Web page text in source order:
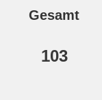
Gesamt
103